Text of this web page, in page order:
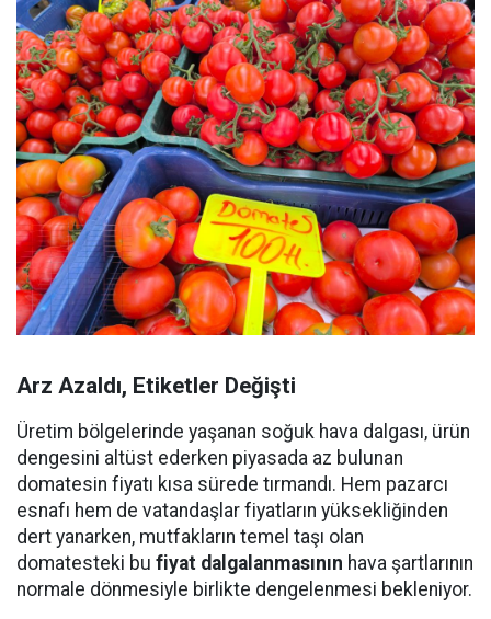
Arz Azaldı, Etiketler Değişti
Üretim bölgelerinde yaşanan soğuk hava dalgası, ürün
dengesini altüst ederken piyasada az bulunan
domatesin fiyatı kısa sürede tırmandı. Hem pazarcı
esnafı hem de vatandaşlar fiyatların yüksekliğinden
dert yanarken, mutfakların temel taşı olan
domatesteki bu fiyat dalgalanmasının hava şartlarının
normale dönmesiyle birlikte dengelenmesi bekleniyor.